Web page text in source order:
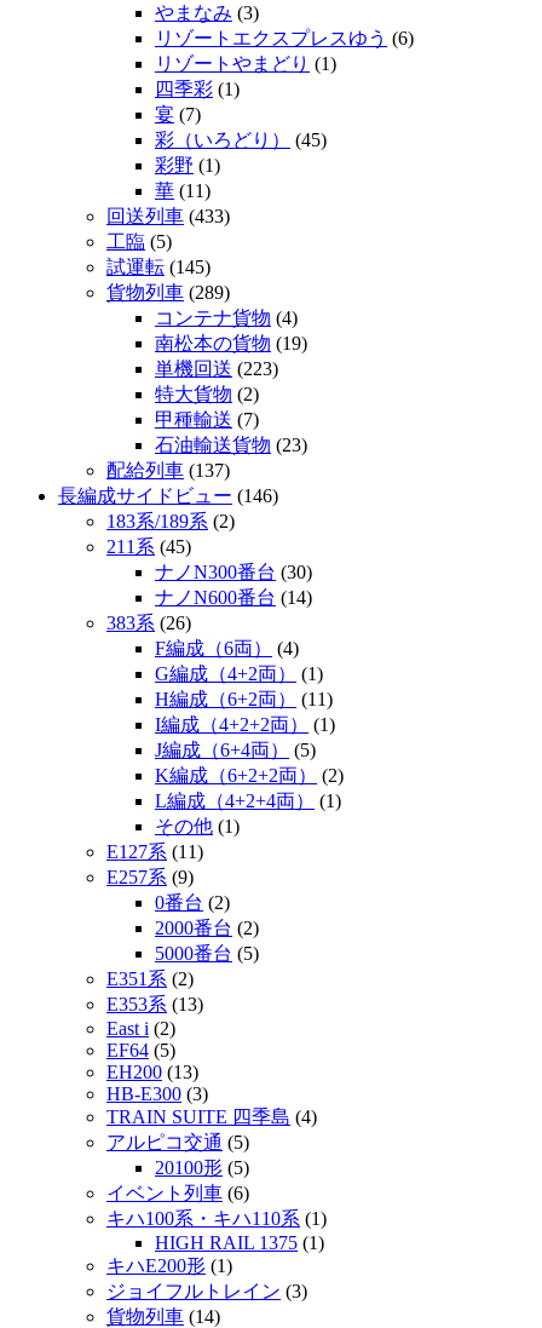
やまなみ (3)
リゾートエクスプレスゆう (6)
リゾートやまどり (1)
四季彩 (1)
宴 (7)
彩（いろどり）
(45)
彩野 (1)
華 (11)
回送列車 (433)
工臨 (5)
試運転 (145)
貨物列車 (289)
コンテナ貨物 (4)
南松本の貨物 (19)
単機回送 (223)
特大貨物 (2)
甲種輸送 (7)
石油輸送貨物 (23)
配給列車 (137)
長編成サイドビュー (146)
183系/189系 (2)
211系 (45)
ナノN300番台 (30)
ナノN600番台 (14)
383系 (26)
F編成（6両）
(4)
G編成（4+2両）
(1)
H編成（6+2両）
(11)
I編成（4+2+2両）
(1)
J編成（6+4両）
(5)
K編成（6+2+2両）
(2)
L編成（4+2+4両）
(1)
その他 (1)
E127系 (11)
E257系 (9)
0番台 (2)
2000番台 (2)
5000番台 (5)
E351系 (2)
E353系 (13)
East i (2)
EF64 (5)
EH200 (13)
HB-E300 (3)
TRAIN SUITE 四季島 (4)
アルピコ交通 (5)
20100形 (5)
イベント列車 (6)
キハ100系・キハ110系 (1)
HIGH RAIL 1375 (1)
キハE200形 (1)
ジョイフルトレイン (3)
貨物列車 (14)